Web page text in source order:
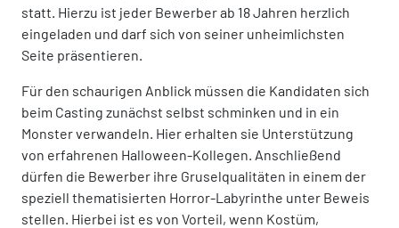
statt. Hierzu ist jeder Bewerber ab 18 Jahren herzlich
eingeladen und darf sich von seiner unheimlichsten
Seite präsentieren.
Für den schaurigen Anblick müssen die Kandidaten sich
beim Casting zunächst selbst schminken und in ein
Monster verwandeln. Hier erhalten sie Unterstützung
von erfahrenen Halloween-Kollegen. Anschließend
dürfen die Bewerber ihre Gruselqualitäten in einem der
speziell thematisierten Horror-Labyrinthe unter Beweis
stellen. Hierbei ist es von Vorteil, wenn Kostüm,